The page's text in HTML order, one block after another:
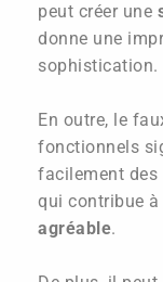
peut créer une
donne une
sophistication.
En outre, le
fonctionnels
facilement des
qui contribue à
agréable.